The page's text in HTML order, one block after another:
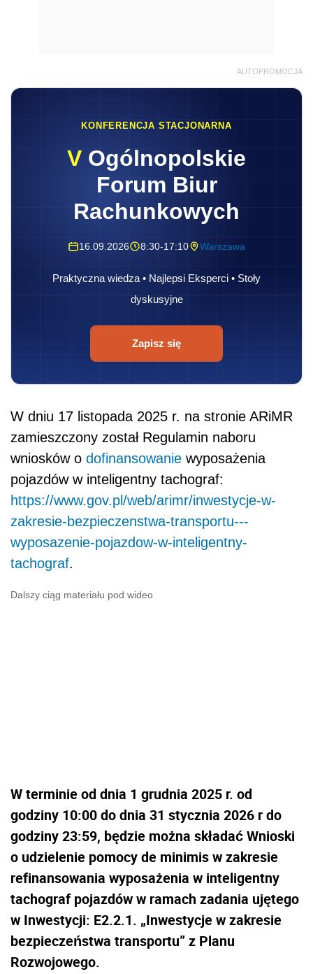
AUTOPROMOCJA
KONFERENCJA STACJONARNA
V Ogólnopolskie
Forum Biur
Rachunkowych
16.09.2026 8:30-17:10 Warszawa
Praktyczna wiedza • Najlepsi Eksperci • Stoły
dyskusyjne
Zapisz się
W dniu 17 listopada 2025 r. na stronie ARiMR
zamieszczony został Regulamin naboru
wniosków o dofinansowanie wyposażenia
pojazdów w inteligentny tachograf:
https://www.gov.pl/web/arimr/inwestycje-w-
zakresie-bezpieczenstwa-transportu---
wyposazenie-pojazdow-w-inteligentny-
tachograf.
Dalszy ciąg materiału pod wideo
W terminie od dnia 1 grudnia 2025 r. od
godziny 10:00 do dnia 31 stycznia 2026 r do
godziny 23:59, będzie można składać Wnioski
o udzielenie pomocy de minimis w zakresie
refinansowania wyposażenia w inteligentny
tachograf pojazdów w ramach zadania ujętego
w Inwestycji: E2.2.1. „Inwestycje w zakresie
bezpieczeństwa transportu” z Planu
Rozwojowego.